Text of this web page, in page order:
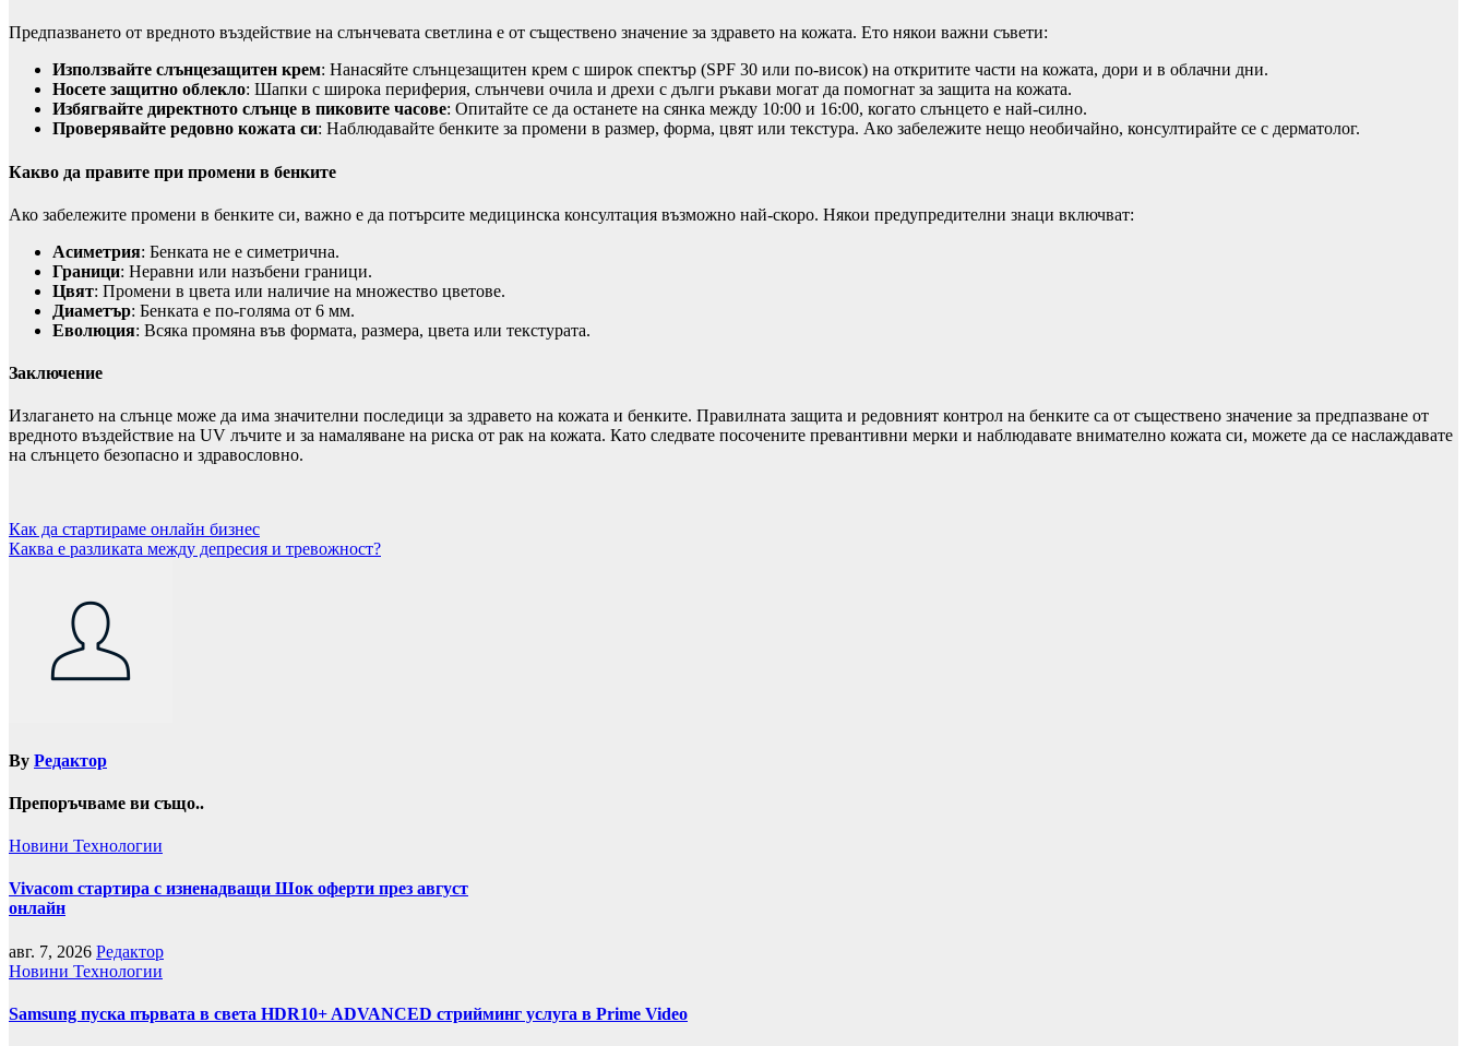
Предпазването от вредното въздействие на слънчевата светлина е от съществено значение за здравето на кожата. Ето някои важни съвети:
Използвайте слънцезащитен крем: Нанасяйте слънцезащитен крем с широк спектър (SPF 30 или по-висок) на откритите части на кожата, дори и в облачни дни.
Носете защитно облекло: Шапки с широка периферия, слънчеви очила и дрехи с дълги ръкави могат да помогнат за защита на кожата.
Избягвайте директното слънце в пиковите часове: Опитайте се да останете на сянка между 10:00 и 16:00, когато слънцето е най-силно.
Проверявайте редовно кожата си: Наблюдавайте бенките за промени в размер, форма, цвят или текстура. Ако забележите нещо необичайно, консултирайте се с дерматолог.
Какво да правите при промени в бенките
Ако забележите промени в бенките си, важно е да потърсите медицинска консултация възможно най-скоро. Някои предупредителни знаци включват:
Асиметрия: Бенката не е симетрична.
Граници: Неравни или назъбени граници.
Цвят: Промени в цвета или наличие на множество цветове.
Диаметър: Бенката е по-голяма от 6 мм.
Еволюция: Всяка промяна във формата, размера, цвета или текстурата.
Заключение
Излагането на слънце може да има значителни последици за здравето на кожата и бенките. Правилната защита и редовният контрол на бенките са от съществено значение за предпазване от
вредното въздействие на UV лъчите и за намаляване на риска от рак на кожата. Като следвате посочените превантивни мерки и наблюдавате внимателно кожата си, можете да се наслаждавате
на слънцето безопасно и здравословно.
Навигация
Как да стартираме онлайн бизнес
Каква е разликата между депресия и тревожност?
By Редактор
Препоръчваме ви също..
Новини Технологии
Vivacom стартира с изненадващи Шок оферти през август
онлайн
авг. 7, 2026 Редактор
Новини Технологии
Samsung пуска първата в света HDR10+ ADVANCED стрийминг услуга в Prime Video